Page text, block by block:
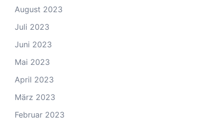
August 2023
Juli 2023
Juni 2023
Mai 2023
April 2023
März 2023
Februar 2023